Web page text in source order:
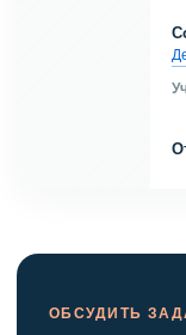
ОБСУДИТЬ